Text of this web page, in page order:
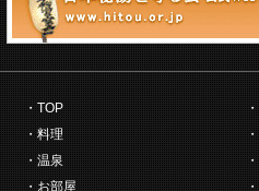
TOP
料理
温泉
お部屋